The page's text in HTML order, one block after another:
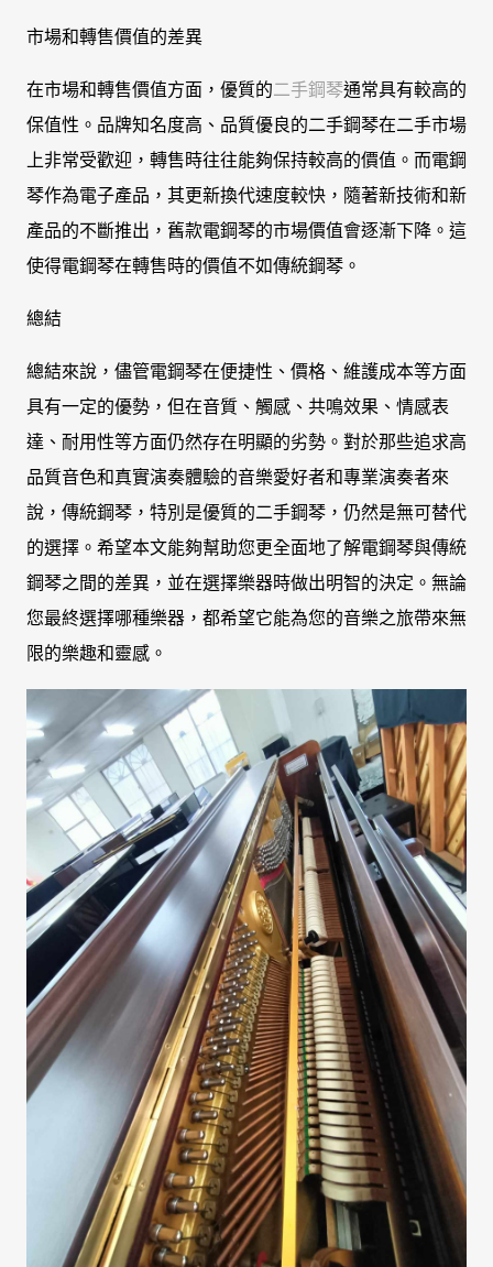
市場和轉售價值的差異
在市場和轉售價值方面，優質的二手鋼琴通常具有較高的
保值性。品牌知名度高、品質優良的二手鋼琴在二手市場
上非常受歡迎，轉售時往往能夠保持較高的價值。而電鋼
琴作為電子產品，其更新換代速度較快，隨著新技術和新
產品的不斷推出，舊款電鋼琴的市場價值會逐漸下降。這
使得電鋼琴在轉售時的價值不如傳統鋼琴。
總結
總結來說，儘管電鋼琴在便捷性、價格、維護成本等方面
具有一定的優勢，但在音質、觸感、共鳴效果、情感表
達、耐用性等方面仍然存在明顯的劣勢。對於那些追求高
品質音色和真實演奏體驗的音樂愛好者和專業演奏者來
說，傳統鋼琴，特別是優質的二手鋼琴，仍然是無可替代
的選擇。希望本文能夠幫助您更全面地了解電鋼琴與傳統
鋼琴之間的差異，並在選擇樂器時做出明智的決定。無論
您最終選擇哪種樂器，都希望它能為您的音樂之旅帶來無
限的樂趣和靈感。